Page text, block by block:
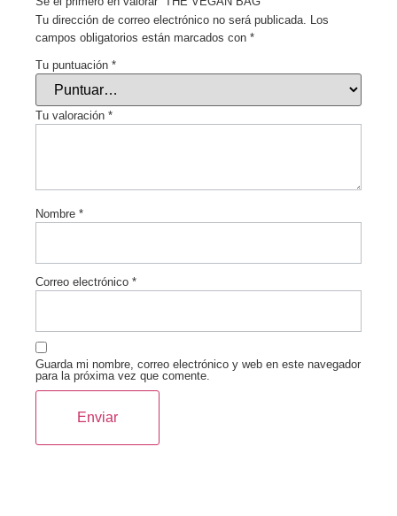
Tu dirección de correo electrónico no será publicada. Los
campos obligatorios están marcados con *
Tu puntuación *
Tu valoración *
Nombre *
Correo electrónico *
Guarda mi nombre, correo electrónico y web en este navegador
para la próxima vez que comente.